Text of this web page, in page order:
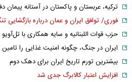
ترکیه، عربستان و پاکستان در آستانه پیمان
فوری/ توافق ایران و عمان درباره بازگشایی
حزب قوات اللبنانیه و سایه همکاری با تل‌آویو
ایران در جنگ، چگونه امنیت غذایی را تامین
بیشترین تورم تاریخ ایران برای دهک دوم
افزایش اعتبار کالابرگ جدی شد